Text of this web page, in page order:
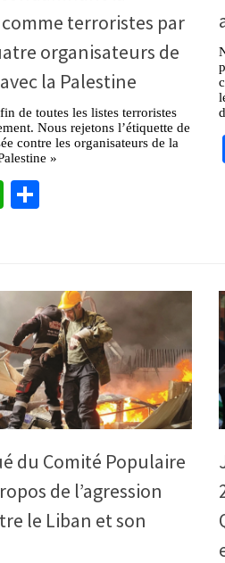
terroristes par
organisateurs de
la Palestine
de toutes les listes terroristes
Nous rejetons l’étiquette de
contre les organisateurs de la
»
WhatsApp
du Comité Populaire
de l’agression
le Liban et son